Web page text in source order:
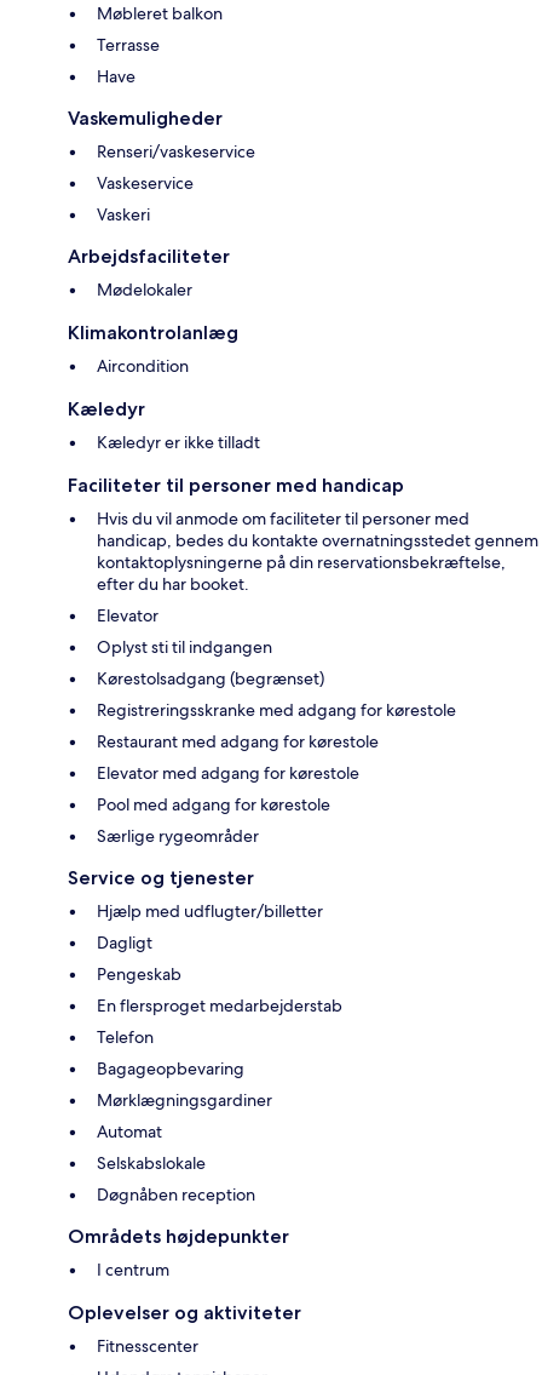
Møbleret balkon
Terrasse
Have
Vaskemuligheder
Renseri/vaskeservice
Vaskeservice
Vaskeri
Arbejdsfaciliteter
Mødelokaler
Klimakontrolanlæg
Aircondition
Kæledyr
Kæledyr er ikke tilladt
Faciliteter til personer med handicap
Hvis du vil anmode om faciliteter til personer med
handicap, bedes du kontakte overnatningsstedet gennem
kontaktoplysningerne på din reservationsbekræftelse,
efter du har booket.
Elevator
Oplyst sti til indgangen
Kørestolsadgang (begrænset)
Registreringsskranke med adgang for kørestole
Restaurant med adgang for kørestole
Elevator med adgang for kørestole
Pool med adgang for kørestole
Særlige rygeområder
Service og tjenester
Hjælp med udflugter/billetter
Dagligt
Pengeskab
En flersproget medarbejderstab
Telefon
Bagageopbevaring
Mørklægningsgardiner
Automat
Selskabslokale
Døgnåben reception
Områdets højdepunkter
I centrum
Oplevelser og aktiviteter
Fitnesscenter